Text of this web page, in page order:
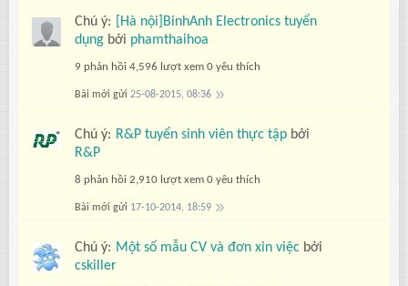
Chú ý:
[Hà nội]BinhAnh Electronics tuyển
dụng bởi phamthaihoa
9 phản hồi 4,596 lượt xem 0 yêu thích
Bài mới gửi 25-08-2015, 08:36
Chú ý: R&P tuyển sinh viên thực tập bởi
R&P
8 phản hồi 2,910 lượt xem 0 yêu thích
Bài mới gửi 17-10-2014, 18:59
Chú ý: Một số mẫu CV và đơn xin việc bởi
cskiller